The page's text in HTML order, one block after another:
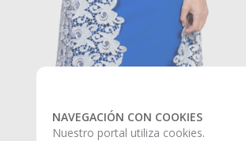
NAVEGACIÓN CON COOKIES
Nuestro portal utiliza cookies.